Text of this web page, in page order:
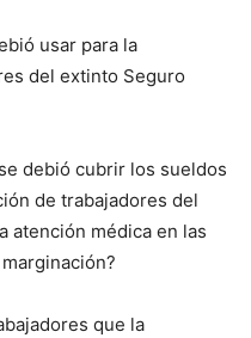
usar para la
del extinto Seguro
debió cubrir los sueldos
de trabajadores del
atención médica en las
que la